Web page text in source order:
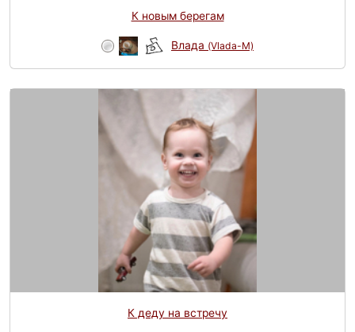
К новым берегам
Влада (Vlada-M)
К деду на встречу